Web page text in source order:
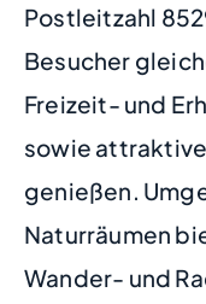
Postleitzahl
Besucher
Freizeit- und
sowie
genießen.
Naturräumen
Wander- und